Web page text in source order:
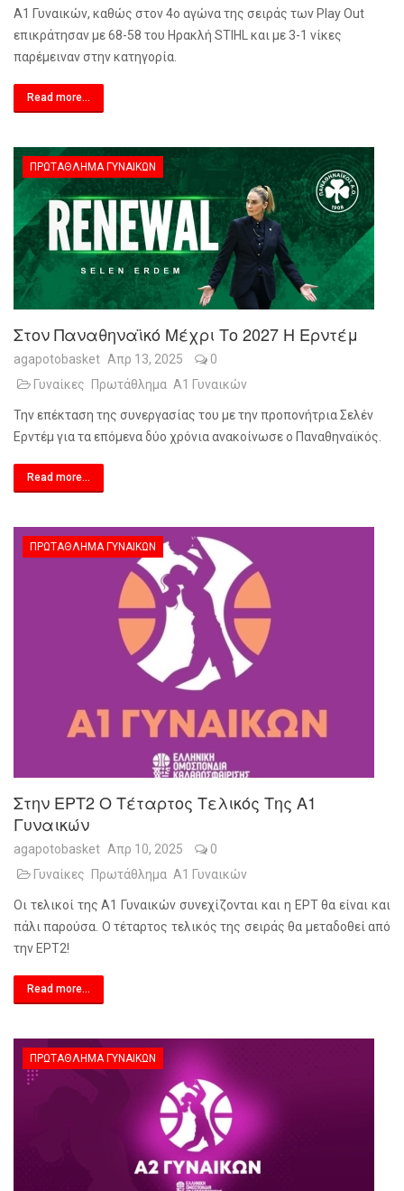
Α1 Γυναικών, καθώς στον 4ο αγώνα της σειράς των Play Out
επικράτησαν με 68-58 του Ηρακλή STIHL και με 3-1 νίκες
παρέμειναν στην κατηγορία.
Read more...
ΠΡΩΤΆΘΛΗΜΑ ΓΥΝΑΙΚΏΝ
Στον Παναθηναϊκό Μέχρι Το 2027 Η Ερντέμ
agapotobasket Απρ 13, 2025
0
Γυναίκες
Πρωτάθλημα Α1 Γυναικών
Την επέκταση της συνεργασίας του με την προπονήτρια Σελέν
Ερντέμ για τα επόμενα δύο χρόνια ανακοίνωσε ο Παναθηναϊκός.
Read more...
ΠΡΩΤΆΘΛΗΜΑ ΓΥΝΑΙΚΏΝ
Στην ΕΡΤ2 Ο Τέταρτος Τελικός Της Α1
Γυναικών
agapotobasket Απρ 10, 2025
0
Γυναίκες
Πρωτάθλημα Α1 Γυναικών
Οι τελικοί της Α1 Γυναικών συνεχίζονται και η ΕΡΤ θα είναι και
πάλι παρούσα. Ο τέταρτος τελικός της σειράς θα μεταδοθεί από
την ΕΡΤ2!
Read more...
ΠΡΩΤΆΘΛΗΜΑ ΓΥΝΑΙΚΏΝ